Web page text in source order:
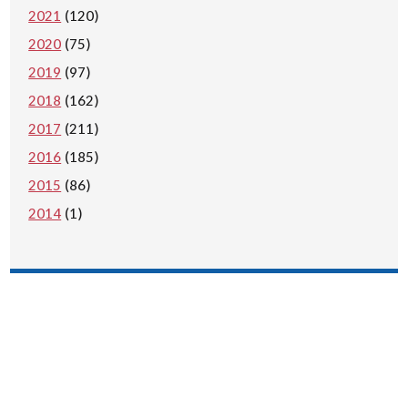
2021 (120)
2020 (75)
2019 (97)
2018 (162)
2017 (211)
2016 (185)
2015 (86)
2014 (1)